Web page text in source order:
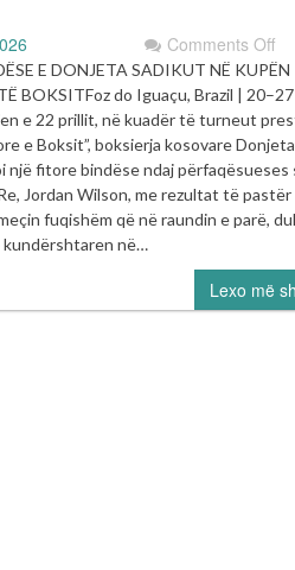
Comments Offon
e
në
të
E DONJETA SADIKUT NË KUPËN
BOKSITFoz do Iguaçu, Brazil |
e 22 prillit, në kuadër të turneut
e Boksit”, boksierja kosovare
një fitore bindëse ndaj përfaqësueses
Jordan Wilson, me rezultat të pastër
fuqishëm që në raundin e parë,
kundërshtaren në…
Lexo më